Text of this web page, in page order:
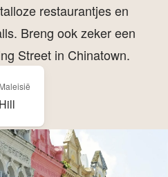
restaurantjes en
Breng ook zeker een
Street in Chinatown.
Maleisië